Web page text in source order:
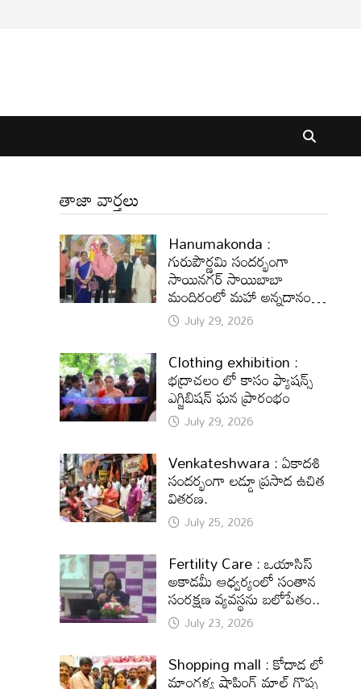
తాజా వార్తలు
Hanumakonda :
గురుపౌర్ణమి సందర్భంగా
సాయినగర్‌ సాయిబాబా
మందిరంలో మహా అన్నదానం…
July 29, 2026
Clothing exhibition :
భద్రాచలం లో కాసం ఫ్యాషన్స్
ఎగ్జిబిషన్ ఘన ప్రారంభం
July 29, 2026
Venkateshwara : ఏకాదశి
సందర్భంగా లడ్డూ ప్రసాద ఉచిత
వితరణ.
July 25, 2026
Fertility Care : ఒయాసిస్
అకాడమీ ఆధ్వర్యంలో సంతాన
సంరక్షణ వ్యవస్థను బలోపేతం..
July 23, 2026
Shopping mall : కోదాడ లో
మాంగళ్య షాపింగ్ మాల్ గొప్ప